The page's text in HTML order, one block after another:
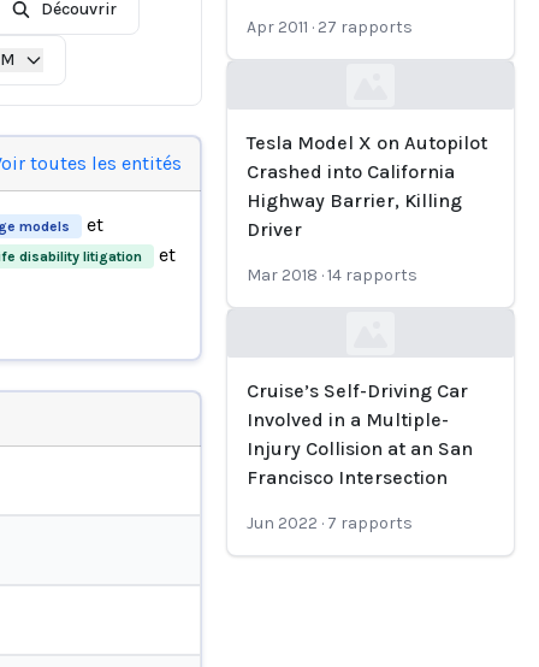
Découvrir
toutes les entités
models et
disability litigation et
Apr 2011 · 27 rapports
Tesla Model X on Autopilot
Crashed into California
Highway Barrier, Killing
Driver
Mar 2018 ·14 rapports
Cruise’s Self-Driving Car
Involved in a Multiple-
Injury Collision at an San
Francisco Intersection
Jun 2022 · 7 rapports